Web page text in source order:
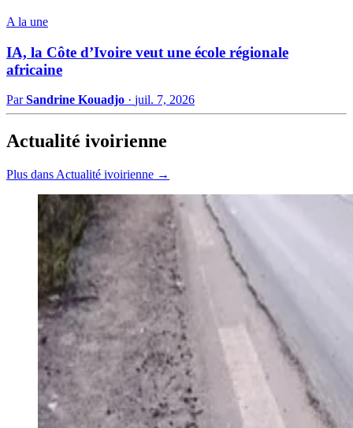
A la une
IA, la Côte d’Ivoire veut une école régionale
africaine
ParSandrine Kouadjo · juil. 7, 2026
Actualité ivoirienne
Plus dans Actualité ivoirienne →